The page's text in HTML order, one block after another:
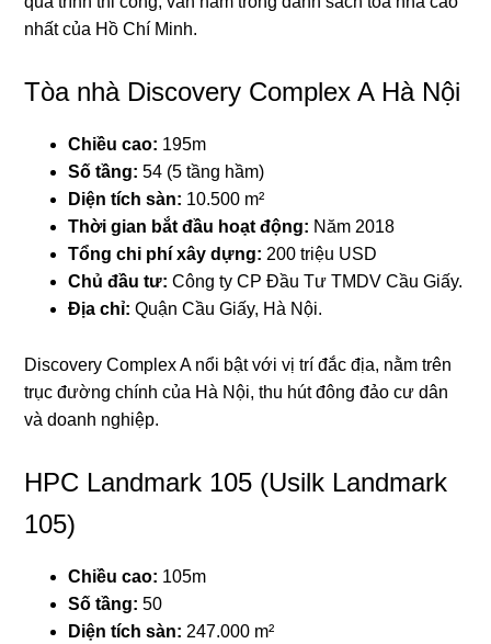
nhất của Hồ Chí Minh.
Tòa nhà Discovery Complex A Hà Nội
Chiều cao: 195m
Số tầng: 54 (5 tầng hầm)
Diện tích sàn: 10.500 m²
Thời gian bắt đầu hoạt động: Năm 2018
Tổng chi phí xây dựng: 200 triệu USD
Chủ đầu tư: Công ty CP Đầu Tư TMDV Cầu Giấy.
Địa chỉ: Quận Cầu Giấy, Hà Nội.
Discovery Complex A nổi bật với vị trí đắc địa, nằm trên
trục đường chính của Hà Nội, thu hút đông đảo cư dân
và doanh nghiệp.
HPC Landmark 105 (Usilk Landmark
105)
Chiều cao: 105m
Số tầng: 50
Diện tích sàn: 247.000 m²